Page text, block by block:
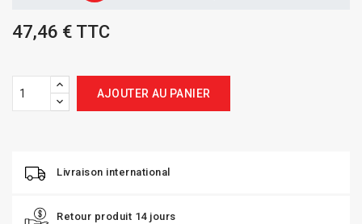
47,46 € TTC
AJOUTER AU PANIER
Livraison international
Retour produit 14 jours